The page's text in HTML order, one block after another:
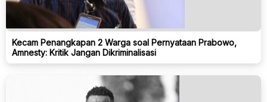
Kecam Penangkapan 2 Warga soal Pernyataan Prabowo,
Amnesty: Kritik Jangan Dikriminalisasi